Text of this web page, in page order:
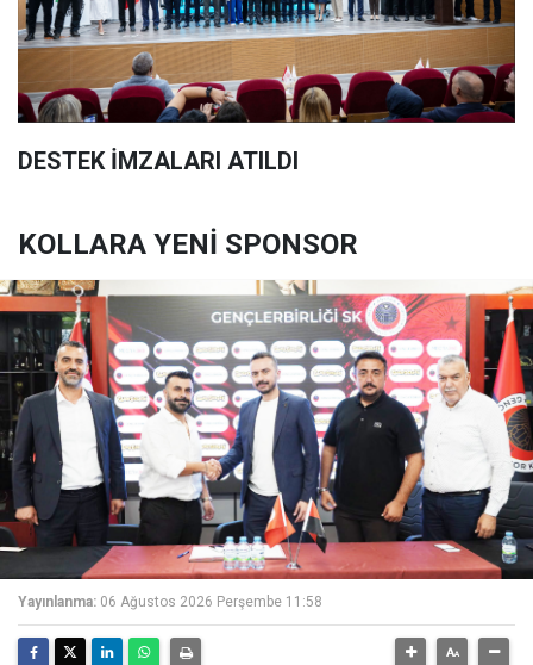
DESTEK İMZALARI ATILDI
KOLLARA YENİ SPONSOR
Yayınlanma: 06 Ağustos 2026 Perşembe 11:58